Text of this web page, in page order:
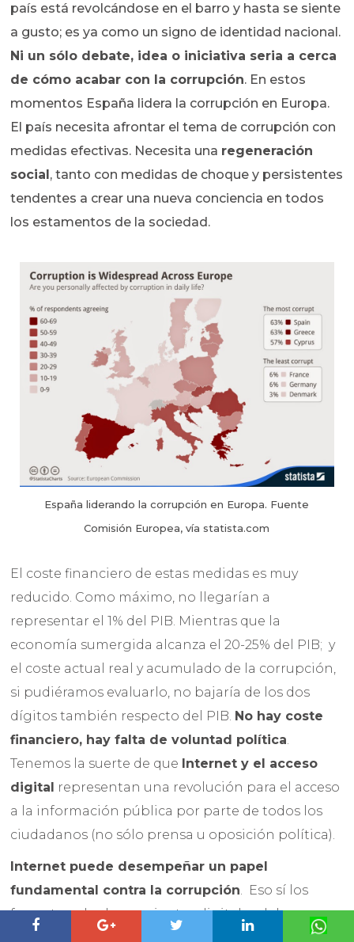
país está revolcándose en el barro y hasta se siente
a gusto; es ya como un signo de identidad nacional.
Ni un sólo debate, idea o iniciativa seria a cerca
de cómo acabar con la corrupción. En estos
momentos España lidera la corrupción en Europa.
El país necesita afrontar el tema de corrupción con
medidas efectivas. Necesita una regeneración
social, tanto con medidas de choque y persistentes
tendentes a crear una nueva conciencia en todos
los estamentos de la sociedad.
España liderando la corrupción en Europa. Fuente
Comisión Europea, vía statista.com
El coste financiero de estas medidas es muy
reducido. Como máximo, no llegarían a
representar el 1% del PIB. Mientras que la
economía sumergida alcanza el 20-25% del PIB; y
el coste actual real y acumulado de la corrupción,
si pudiéramos evaluarlo, no bajaría de los dos
dígitos también respecto del PIB. No hay coste
financiero, hay falta de voluntad política.
Tenemos la suerte de que Internet y el acceso
digital representan una revolución para el acceso
a la información pública por parte de todos los
ciudadanos (no sólo prensa u oposición política).
Internet puede desempeñar un papel
fundamental contra la corrupción. Eso sí los
formatos y las herramientas digitales deben ser